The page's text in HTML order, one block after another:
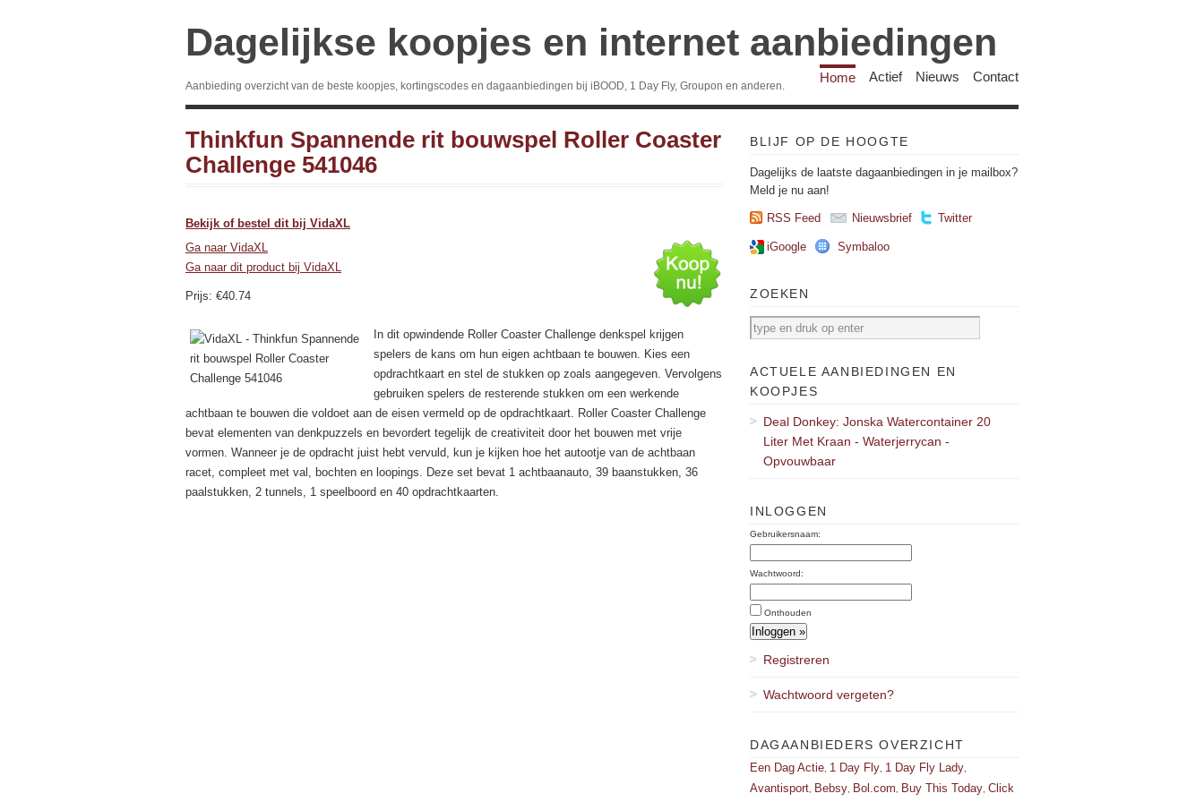
Dagelijkse koopjes en internet aanbiedingen
Aanbieding overzicht van de beste koopjes, kortingscodes en dagaanbiedingen bij iBOOD, 1 Day Fly, Groupon en anderen.
Home Actief Nieuws Contact
Thinkfun Spannende rit bouwspel Roller Coaster
Challenge 541046
Bekijk of bestel dit bij VidaXL
Ga naar VidaXL
Ga naar dit product bij VidaXL
Prijs: €40.74
In dit opwindende Roller Coaster Challenge denkspel krijgen
spelers de kans om hun eigen achtbaan te bouwen. Kies een
opdrachtkaart en stel de stukken op zoals aangegeven. Vervolgens
gebruiken spelers de resterende stukken om een werkende
achtbaan te bouwen die voldoet aan de eisen vermeld op de opdrachtkaart. Roller Coaster Challenge
bevat elementen van denkpuzzels en bevordert tegelijk de creativiteit door het bouwen met vrije
vormen. Wanneer je de opdracht juist hebt vervuld, kun je kijken hoe het autootje van de achtbaan
racet, compleet met val, bochten en loopings. Deze set bevat 1 achtbaanauto, 39 baanstukken, 36
paalstukken, 2 tunnels, 1 speelboord en 40 opdrachtkaarten.
BLIJF OP DE HOOGTE
Dagelijks de laatste dagaanbiedingen in je mailbox?
Meld je nu aan!
RSS Feed Nieuwsbrief Twitter
iGoogle Symbaloo
ZOEKEN
ACTUELE AANBIEDINGEN EN
KOOPJES
Deal Donkey: Jonska Watercontainer 20
Liter Met Kraan - Waterjerrycan -
Opvouwbaar
INLOGGEN
Gebruikersnaam:
Wachtwoord:
Onthouden
Registreren
Wachtwoord vergeten?
DAGAANBIEDERS OVERZICHT
Een Dag Actie 1 Day Fly 1 Day Fly Lady
Avantisport Bebsy Bol.com Buy This Today Click